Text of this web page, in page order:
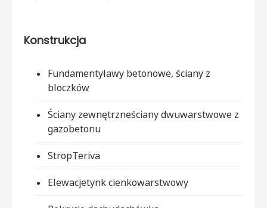
Konstrukcja
Fundamentyławy betonowe, ściany z
bloczków
Ściany zewnętrzneściany dwuwarstwowe z
gazobetonu
StropTeriva
Elewacjetynk cienkowarstwowy